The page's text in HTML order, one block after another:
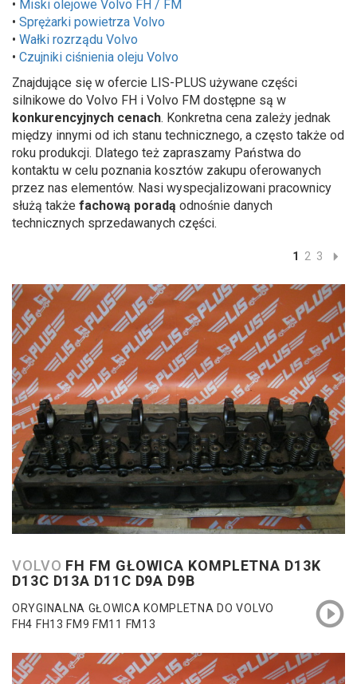
• Miski olejowe Volvo FH / FM
• Sprężarki powietrza Volvo
• Wałki rozrządu Volvo
• Czujniki ciśnienia oleju Volvo
Znajdujące się w ofercie LIS-PLUS używane części
silnikowe do Volvo FH i Volvo FM dostępne są w
konkurencyjnych cenach. Konkretna cena zależy jednak
między innymi od ich stanu technicznego, a często także od
roku produkcji. Dlatego też zapraszamy Państwa do
kontaktu w celu poznania kosztów zakupu oferowanych
przez nas elementów. Nasi wyspecjalizowani pracownicy
służą także fachową poradą odnośnie danych
technicznych sprzedawanych części.
1 2 3
VOLVO FH FM GŁOWICA KOMPLETNA D13K
D13C D13A D11C D9A D9B
ORYGINALNA GŁOWICA KOMPLETNA DO VOLVO
FH4 FH13 FM9 FM11 FM13